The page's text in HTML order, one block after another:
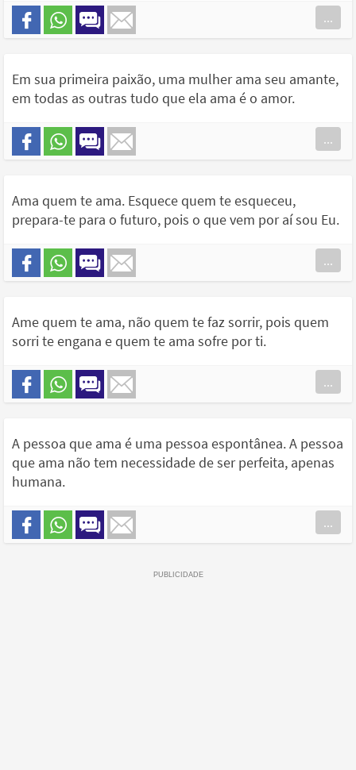
...
Em sua primeira paixão, uma mulher ama seu amante,
em todas as outras tudo que ela ama é o amor.
...
Ama quem te ama. Esquece quem te esqueceu,
prepara-te para o futuro, pois o que vem por aí sou Eu.
...
Ame quem te ama, não quem te faz sorrir, pois quem
sorri te engana e quem te ama sofre por ti.
...
A pessoa que ama é uma pessoa espontânea. A pessoa
que ama não tem necessidade de ser perfeita, apenas
humana.
...